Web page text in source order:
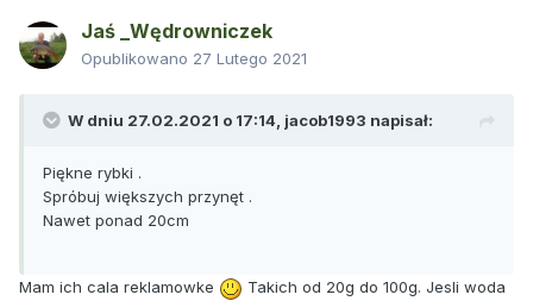
Jaś _Wędrowniczek
Opublikowano 27 Lutego 2021
W dniu 27.02.2021 o 17:14, jacob1993 napisał:
Piękne rybki .
Spróbuj większych przynęt .
Nawet ponad 20cm
Mam ich cala reklamowke
Takich od 20g do 100g. Jesli woda